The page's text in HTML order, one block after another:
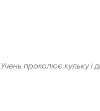
проколює кульку і